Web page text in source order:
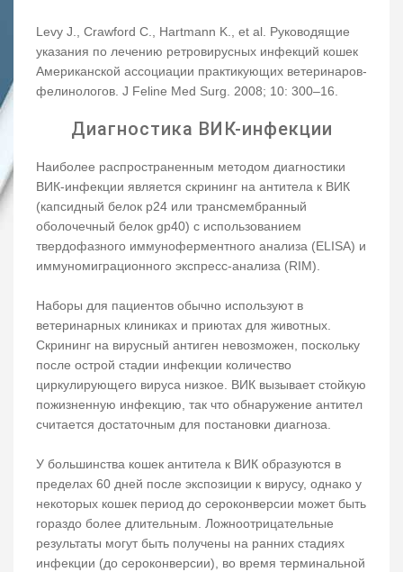
Levy J., Crawford C., Hartmann K., et al. Руководящие
указания по лечению ретровирусных инфекций кошек
Американской ассоциации практикующих ветеринаров-
фелинологов. J Feline Med Surg. 2008; 10: 300–16.
Диагностика ВИК-инфекции
Наиболее распространенным методом диагностики
ВИК-инфекции является скрининг на антитела к ВИК
(капсидный белок р24 или трансмембранный
оболочечный белок gp40) с использованием
твердофазного иммуноферментного анализа (ELISA) и
иммуномиграционного экспресс-анализа (RIM).
Наборы для пациентов обычно используют в
ветеринарных клиниках и приютах для животных.
Скрининг на вирусный антиген невозможен, поскольку
после острой стадии инфекции количество
циркулирующего вируса низкое. ВИК вызывает стойкую
пожизненную инфекцию, так что обнаружение антител
считается достаточным для постановки диагноза.
У большинства кошек антитела к ВИК образуются в
пределах 60 дней после экспозиции к вирусу, однако у
некоторых кошек период до сероконверсии может быть
гораздо более длительным. Ложноотрицательные
результаты могут быть получены на ранних стадиях
инфекции (до сероконверсии), во время терминальной